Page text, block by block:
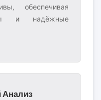
обеспечивая
и надёжные
Анализ